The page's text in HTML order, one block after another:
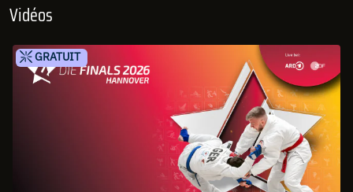
Vidéos
GRATUIT